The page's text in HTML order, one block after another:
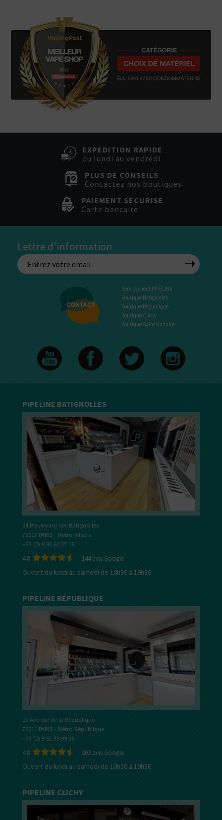
EXPEDITION RAPIDE
du lundi au vendredi
PLUS DE CONSEILS
Contactez nos boutiques
PAIEMENT SECURISE
Carte bancaire
Lettre d'information
Service client PIPELINE
Boutique Batignolles
Boutique République
Boutique Clichy
Boutique Saint Nazaire
PIPELINE BATIGNOLLES
94 Boulevard des Batignolles
75017 PARIS - Métro Villiers
+33 (0) 9 80 62 37 19
4.8 - 144avis Google
Ouvert du lundi au samedi de 10h30 à 19h30
PIPELINE RÉPUBLIQUE
20 Avenue de la République
75011 PARIS - Métro République
+33 (0) 9 51 35 99 36
4.8 - 203 avis Google
Ouvert du lundi au samedi de 10h30 à 19h30
PIPELINE CLICHY